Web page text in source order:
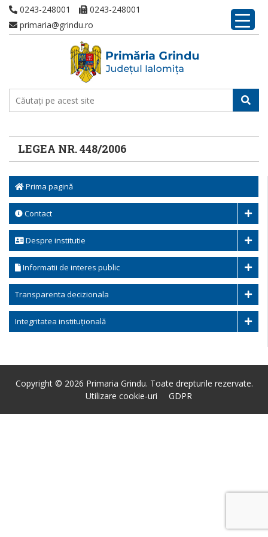
0243-248001
0243-248001
primaria@grindu.ro
LEGEA NR. 448/2006
Prima pagină
Contact
Despre institutie
Informatii de interes public
Transparenta decizionala
Integritatea instituțională
Copyright © 2026 Primaria Grindu. Toate drepturile rezervate.
Utilizare cookie-uri
GDPR